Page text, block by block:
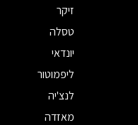
זיקר
טסלה
יונדאי
ליפמוטור
לנצ'יה
מאזדה